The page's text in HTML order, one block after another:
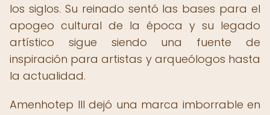
los siglos. Su reinado sentó las bases para el
apogeo cultural de la época y su legado
artístico sigue siendo una fuente de
inspiración para artistas y arqueólogos hasta
la actualidad.
Amenhotep III dejó una marca imborrable en